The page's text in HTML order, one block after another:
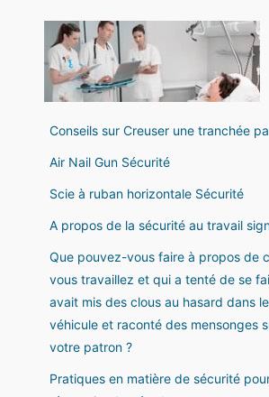
Conseils sur Creuser une tranchée
Air Nail Gun Sécurité
Scie à ruban horizontale Sécurité
A propos de la sécurité au travail
Que pouvez-vous faire à propos de
vous travaillez et qui a tenté de se
avait mis des clous au hasard dans
véhicule et raconté des mensonges
votre patron ?
Pratiques en matière de sécurité